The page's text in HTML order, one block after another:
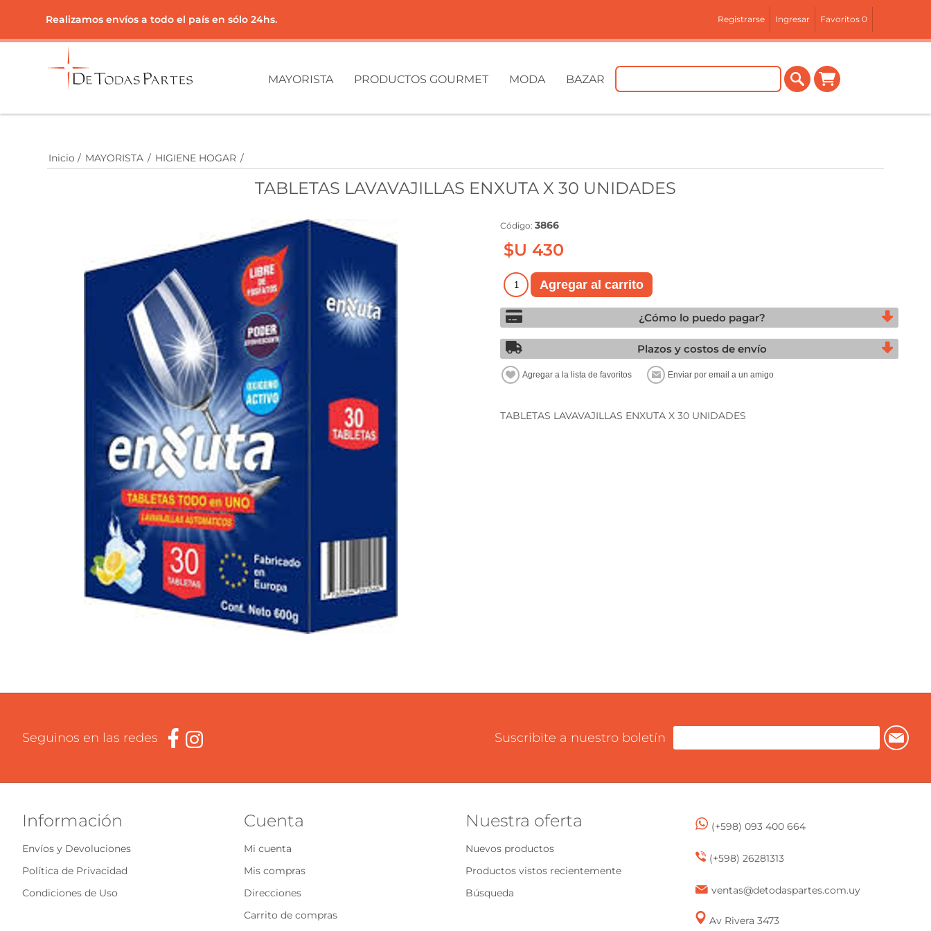
Realizamos envíos a todo el país en sólo 24hs. Registrarse Ingresar Favoritos 0
MAYORISTA PRODUCTOS GOURMET MODA BAZAR
Inicio / MAYORISTA / HIGIENE HOGAR /
TABLETAS LAVAVAJILLAS ENXUTA X 30 UNIDADES
Código: 3866
$U 430
¿Cómo lo puedo pagar?
Plazos y costos de envío
TABLETAS LAVAVAJILLAS ENXUTA X 30 UNIDADES
Seguinos en las redes Suscribite a nuestro boletín
Información
Envíos y Devoluciones
Política de Privacidad
Condiciones de Uso
Cuenta
Mi cuenta
Mis compras
Direcciones
Carrito de compras
Nuestra oferta
Nuevos productos
Productos vistos recientemente
Búsqueda
(+598) 093 400 664
(+598) 26281313
ventas@detodaspartes.com.uy
Av Rivera 3473